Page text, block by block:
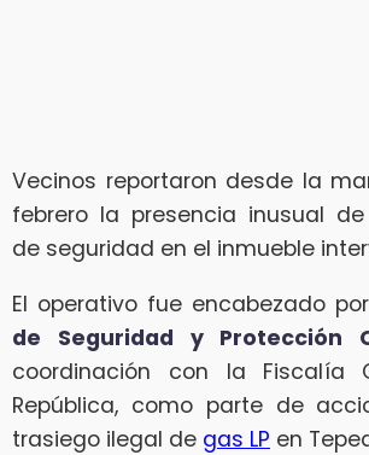
Vecinos reportaron desde la
febrero la presencia inusual
de seguridad en el inmueble
El operativo fue encabezado
de Seguridad y Protección
coordinación con la Fiscalía
República, como parte de
trasiego ilegal de gas LP en